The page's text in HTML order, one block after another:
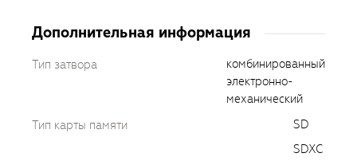
Дополнительная информация
Тип затвора
комбинированный
электронно-
механический
Тип карты памяти
SD
SDXC